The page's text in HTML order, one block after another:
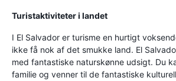
Turistaktiviteter i landet
I El Salvador er turisme en hurtigt
ikke få nok af det smukke land. El
med fantastiske naturskønne udsigt. Du
familie og venner til de fantastiske